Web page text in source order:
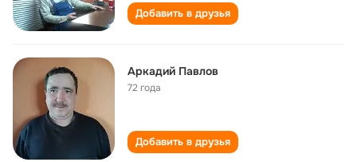
Добавить в друзья
Аркадий Павлов
72 года
Добавить в друзья